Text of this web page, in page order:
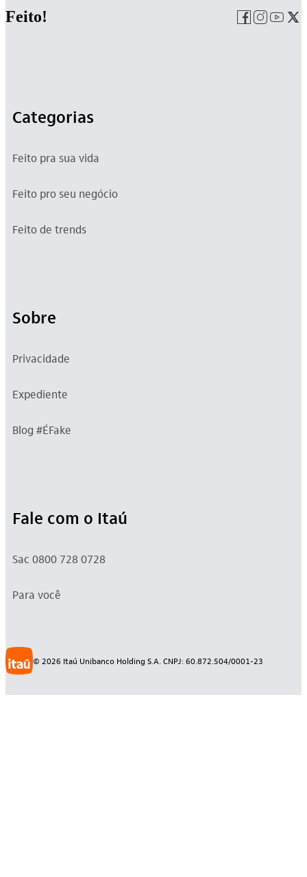
Feito!
Categorias
Feito pra sua vida
Feito pro seu negócio
Feito de trends
Sobre
Privacidade
Expediente
Blog #ÉFake
Fale com o Itaú
Sac 0800 728 0728
Para você
© 2026 Itaú Unibanco Holding S.A. CNPJ: 60.872.504/0001-23